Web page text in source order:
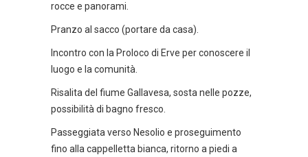
rocce e panorami.
Pranzo al sacco (portare da casa).
Incontro con la Proloco di Erve per conoscere il
luogo e la comunità.
Risalita del fiume Gallavesa, sosta nelle pozze,
possibilità di bagno fresco.
Passeggiata verso Nesolio e proseguimento
fino alla cappelletta bianca, ritorno a piedi a